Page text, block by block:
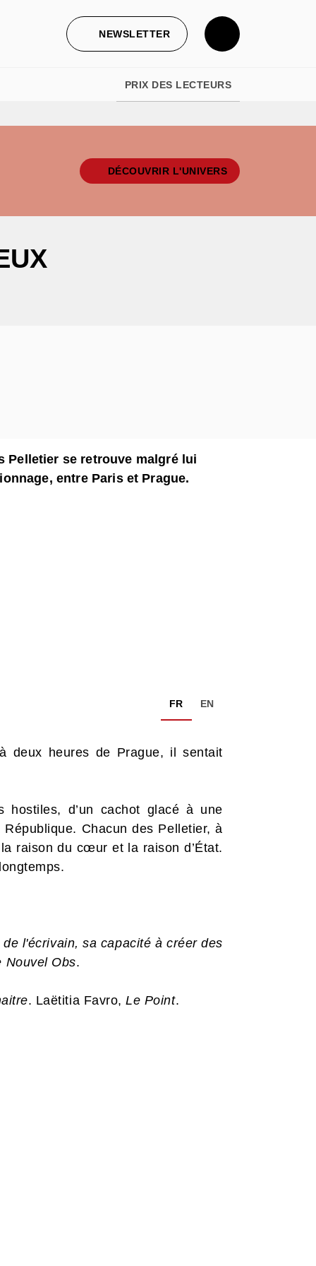
NEWSLETTER
PRIX DES LECTEURS
DÉCOUVRIR L'UNIVERS
Pelletier se retrouve malgré lui
entre Paris et Prague.
FR EN
deux heures de Prague, il sentait
d’un cachot glacé à une
Chacun des Pelletier, à
raison du cœur et la raison d’État.
l'écrivain, sa capacité à créer des
Nouvel Obs.
. Laëtitia Favro,Le Point.